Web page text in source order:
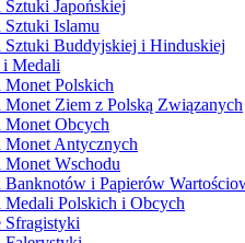
Japońskiej
Islamu
Sztuki Buddyjskiej i Hinduskiej
i Medali
Polskich
Ziem z Polską Związanych
Obcych
Monet Antycznych
Wschodu
i Papierów
Medali Polskich i Obcych
Sfragistyki